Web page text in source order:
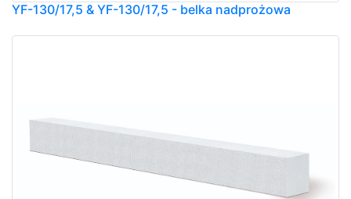
YF-130/17,5 & YF-130/17,5 - belka nadprożowa